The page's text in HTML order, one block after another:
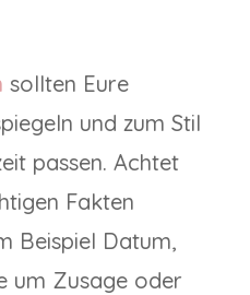
sollten Eure
und zum Stil
passen. Achtet
Fakten
Beispiel Datum,
um Zusage oder